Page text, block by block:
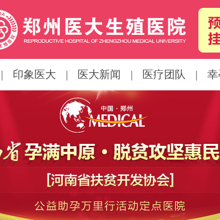
| 印象医大 | 医大新闻 | 医疗团队 |